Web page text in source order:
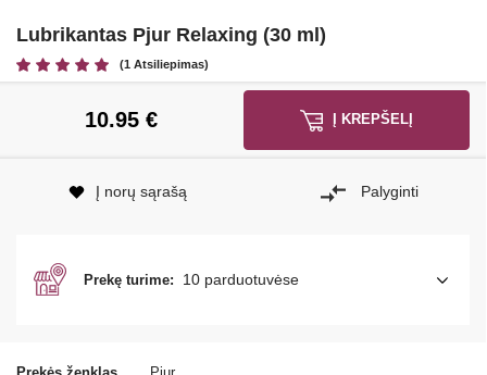
Lubrikantas Pjur Relaxing (30 ml)
(1 Atsiliepimas)
10.95 € Į KREPŠELĮ
Į norų sąrašą Palyginti
Prekę turime: 10 parduotuvėse